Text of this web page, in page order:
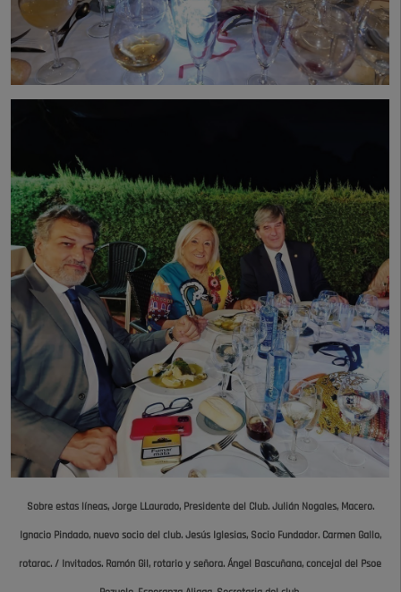
Sobre estas líneas, Jorge LLaurado, Presidente del Club. Julián Nogales, Macero.
Ignacio Pindado, nuevo socio del club. Jesús Iglesias, Socio Fundador. Carmen Gallo,
rotarac. / I nvitados. Ramón Gil, rotario y señora. Ángel Bascuñana, concejal del Psoe